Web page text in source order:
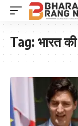
Tag: भारत की